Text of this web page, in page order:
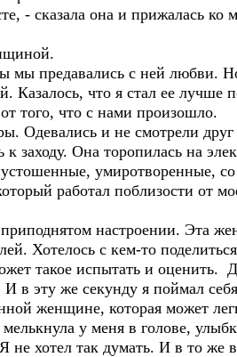
сказала она и прижалась ко
предавались с ней любви.
Казалось, что я стал ее
того, что с нами произошло.
Одевались и не смотрели
заходу. Она торопилась на
умиротворенные,
работал поблизости от
настроении. Эта
Хотелось с кем-то
такое испытать и оценить.
эту же секунду я поймал
женщине, которая может
у меня в голове,
хотел так думать. И в то же